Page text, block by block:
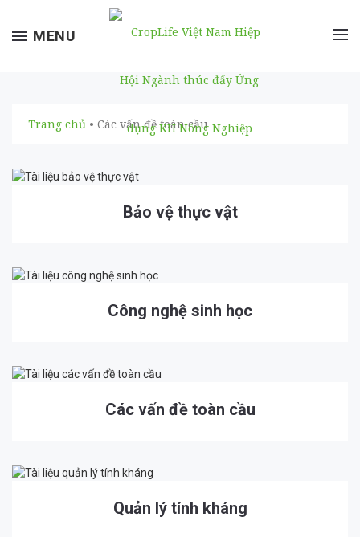
ToggleMENU
Trang chủ • Các vấn đề toàn cầu
Bảo vệ thực vật
Công nghệ sinh học
Các vấn đề toàn cầu
Quản lý tính kháng